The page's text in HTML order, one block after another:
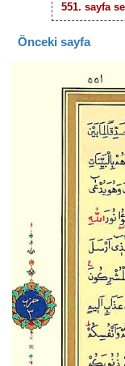
551. sayfa
Önceki sayfa